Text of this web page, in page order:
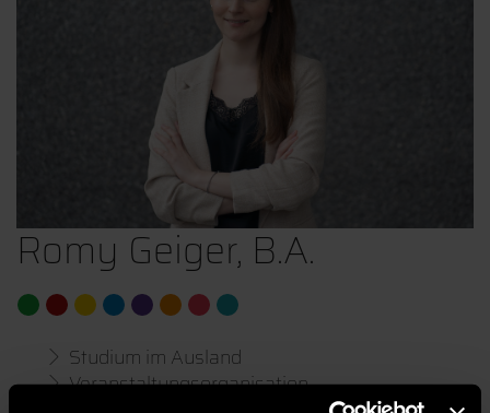
Romy Geiger, B.A.
Studium im Ausland
Veranstaltungsorganisation